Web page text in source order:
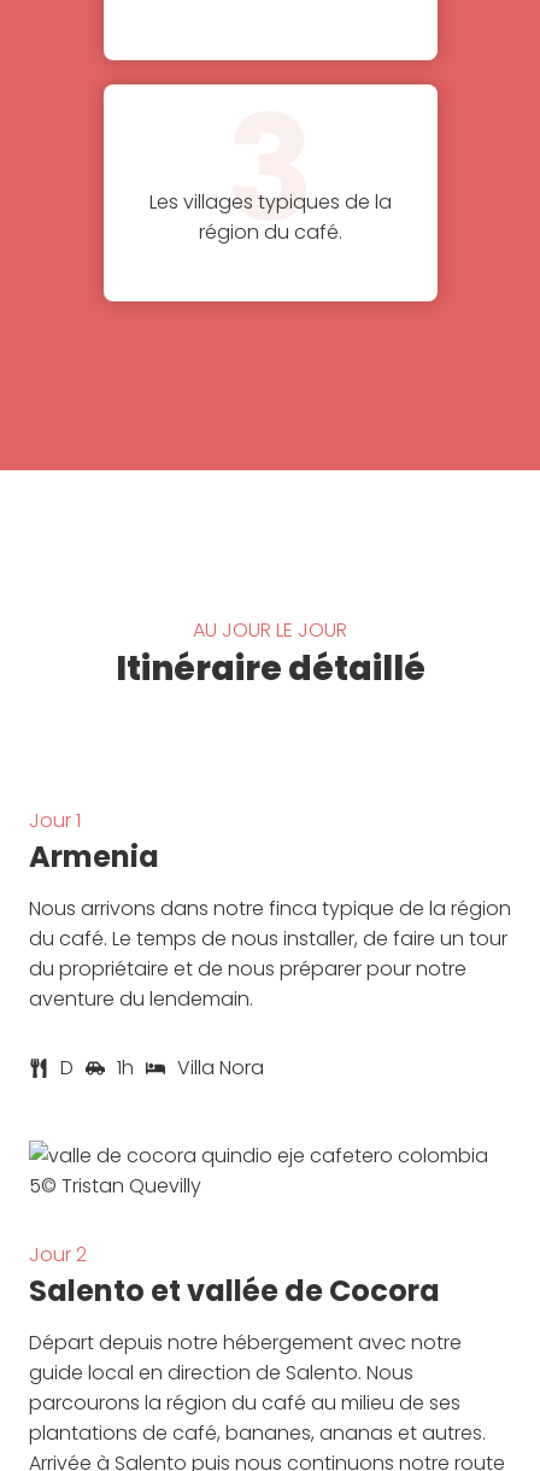
3
Les villages typiques de la
région du café.
AU JOUR LE JOUR
Itinéraire détaillé
Jour 1
Armenia
Nous arrivons dans notre finca typique de la région
du café. Le temps de nous installer, de faire un tour
du propriétaire et de nous préparer pour notre
aventure du lendemain.
D 1h Villa Nora
Jour 2
Salento et vallée de Cocora
Départ depuis notre hébergement avec notre
guide local en direction de Salento. Nous
parcourons la région du café au milieu de ses
plantations de café, bananes, ananas et autres.
Arrivée à Salento puis nous continuons notre route